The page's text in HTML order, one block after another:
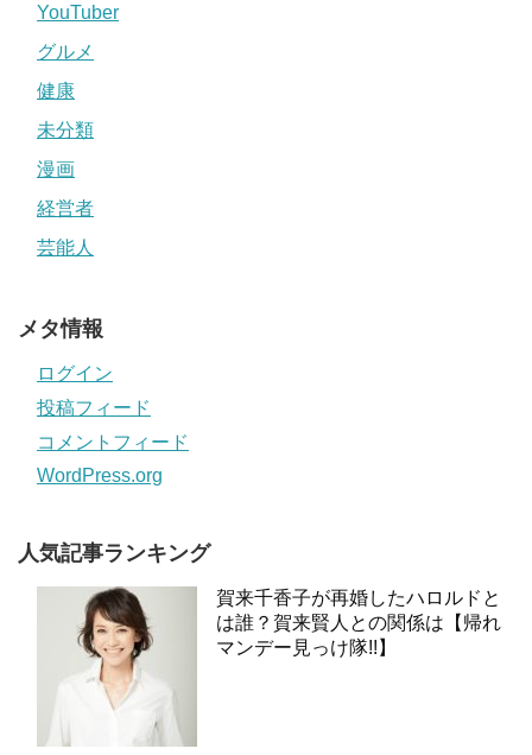
YouTuber
グルメ
健康
未分類
漫画
経営者
芸能人
メタ情報
ログイン
投稿フィード
コメントフィード
WordPress.org
人気記事ランキング
賀来千香子が再婚したハロルドと
は誰？賀来賢人との関係は【帰れ
マンデー見っけ隊!!】